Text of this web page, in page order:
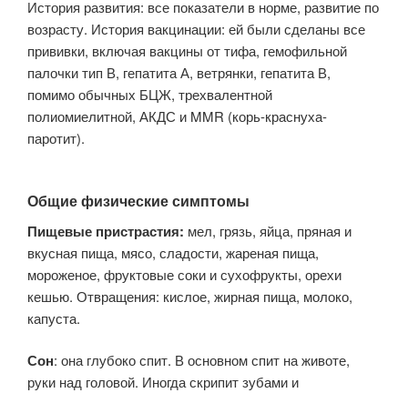
История развития: все показатели в норме, развитие по
возрасту. История вакцинации: ей были сделаны все
прививки, включая вакцины от тифа, гемофильной
палочки тип В, гепатита А, ветрянки, гепатита В,
помимо обычных БЦЖ, трехвалентной
полиомиелитной, АКДС и MMR (корь-краснуха-
паротит).
Общие физические симптомы
Пищевые пристрастия: мел, грязь, яйца, пряная и
вкусная пища, мясо, сладости, жареная пища,
мороженое, фруктовые соки и сухофрукты, орехи
кешью. Отвращения: кислое, жирная пища, молоко,
капуста.
Сон: она глубоко спит. В основном спит на животе,
руки над головой. Иногда скрипит зубами и